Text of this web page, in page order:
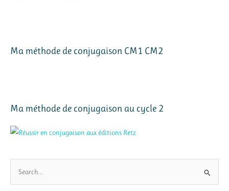
Ma méthode de conjugaison CM1 CM2
Ma méthode de conjugaison au cycle 2